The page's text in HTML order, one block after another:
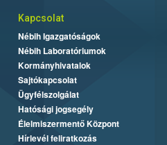
Kapcsolat
Nébih Igazgatóságok
Nébih Laboratóriumok
Kormányhivatalok
Sajtókapcsolat
Ügyfélszolgálat
Hatósági jogsegély
Élelmiszermentő Központ
Hírlevél feliratkozás